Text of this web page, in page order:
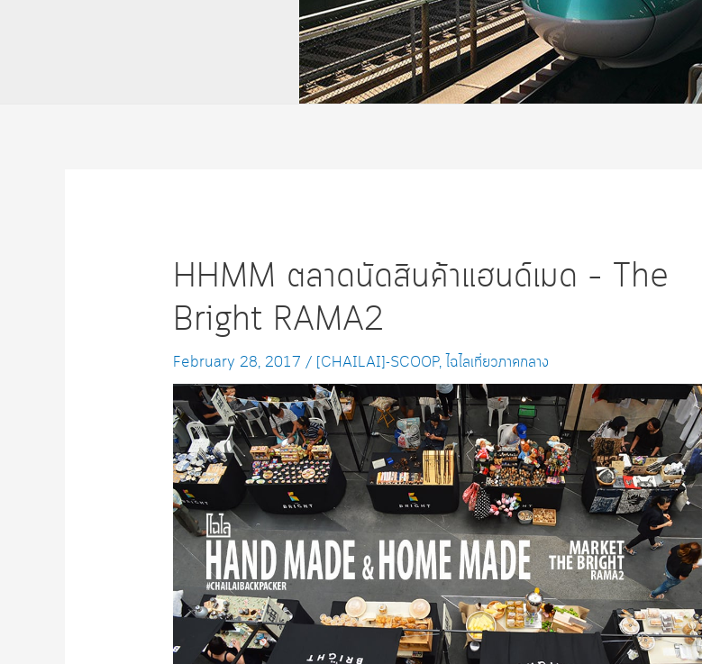
HHMM ตลาดนัดสินค้าแฮนด์เมด – The
Bright RAMA2
February 28, 2017/ [CHAILAI]-SCOOP, ไฉไลเที่ยวภาคกลาง